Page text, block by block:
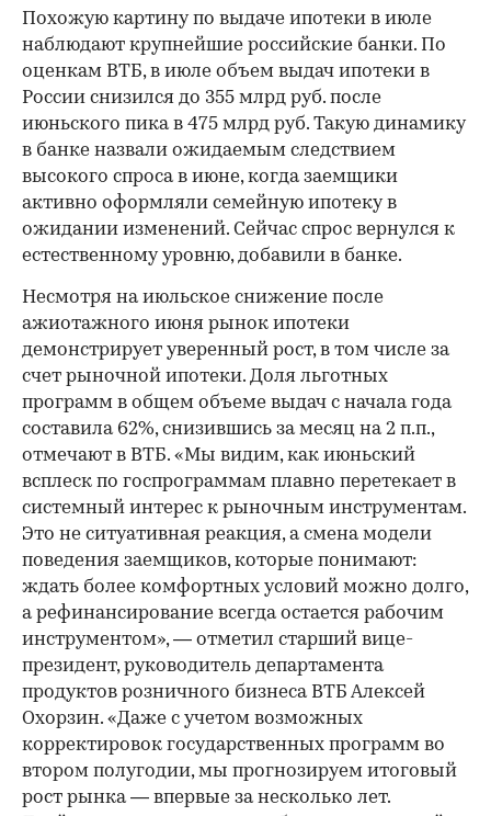
Похожую картину по выдаче ипотеки в июле
наблюдают крупнейшие российские банки. По
оценкам ВТБ, в июле объем выдач ипотеки в
России снизился до 355 млрд руб. после
июньского пика в 475 млрд руб. Такую динамику
в банке назвали ожидаемым следствием
высокого спроса в июне, когда заемщики
активно оформляли семейную ипотеку в
ожидании изменений. Сейчас спрос вернулся к
естественному уровню, добавили в банке.
Несмотря на июльское снижение после
ажиотажного июня рынок ипотеки
демонстрирует уверенный рост, в том числе за
счет рыночной ипотеки. Доля льготных
программ в общем объеме выдач с начала года
составила 62%, снизившись за месяц на 2 п.п.,
отмечают в ВТБ. «Мы видим, как июньский
всплеск по госпрограммам плавно перетекает в
системный интерес к рыночным инструментам.
Это не ситуативная реакция, а смена модели
поведения заемщиков, которые понимают:
ждать более комфортных условий можно долго,
а рефинансирование всегда остается рабочим
инструментом», — отметил старший вице-
президент, руководитель департамента
продуктов розничного бизнеса ВТБ Алексей
Охорзин. «Даже с учетом возможных
корректировок государственных программ во
втором полугодии, мы прогнозируем итоговый
рост рынка — впервые за несколько лет.